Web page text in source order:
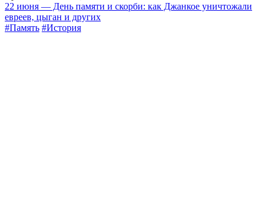
22 июня — День памяти и скорби: как Джанкое уничтожали
евреев, цыган и других
#Память #История